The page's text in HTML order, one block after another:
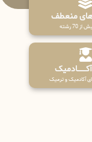
های منعطف
70 رشته
آکادمیک و ترمیک